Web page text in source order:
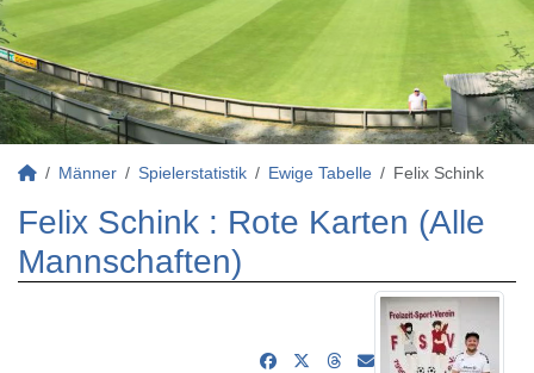
Männer Spielerstatistik Ewige Tabelle Felix Schink
Felix Schink : Rote Karten (Alle
Mannschaften)